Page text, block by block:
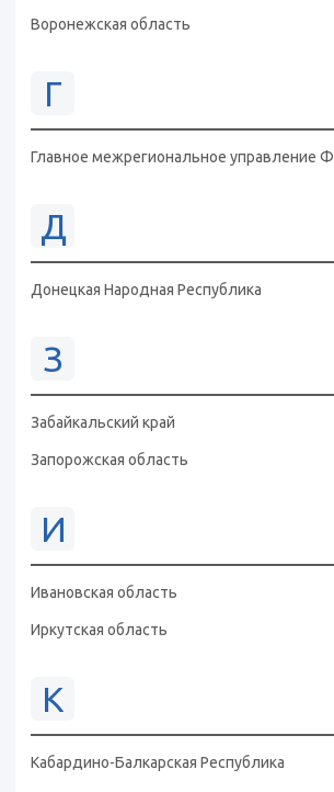
Воронежская область
Г
Главное межрегиональное управление
Д
Донецкая Народная Республика
З
Забайкальский край
Запорожская область
И
Ивановская область
Иркутская область
К
Кабардино-Балкарская Республика